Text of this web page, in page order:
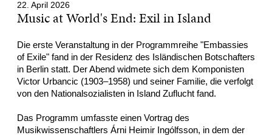
22. April 2026
Music at World's End: Exil in Island
Die erste Veranstaltung in der Programmreihe "Embassies
of Exile" fand in der Residenz des Isländischen Botschafters
in Berlin statt. Der Abend widmete sich dem Komponisten
Victor Urbancic (1903–1958) und seiner Familie, die verfolgt
von den Nationalsozialisten in Island Zuflucht fand.
Das Programm umfasste einen Vortrag des
Musikwissenschaftlers Árni Heimir Ingólfsson, in dem der